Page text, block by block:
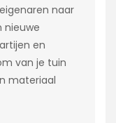
naar
nieuwe
en
van je tuin
materiaal